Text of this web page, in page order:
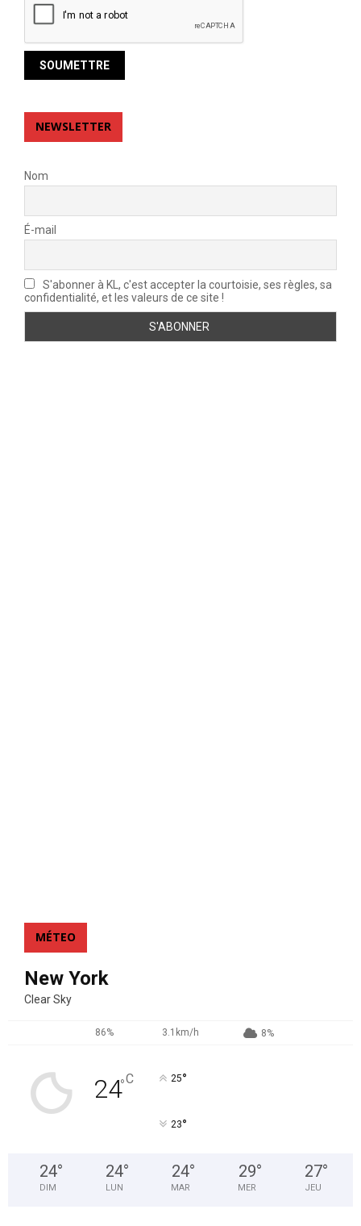
NEWSLETTER
Nom
É-mail
S'abonner à KL, c'est accepter la courtoisie, ses règles, sa
confidentialité, et les valeurs de ce site !
MÉTEO
New York
Clear Sky
86% 3.1km/h 8%
24°C 25°
23°
24°
DIM
24°
LUN
24°
MAR
29°
MER
27°
JEU